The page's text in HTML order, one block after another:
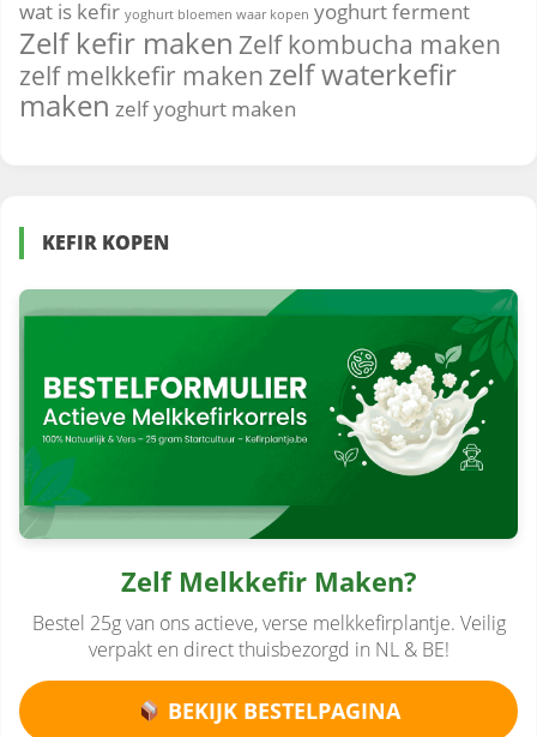
wat is kefir yoghurt bloemen waar kopen yoghurt ferment
Zelf kefir maken Zelf kombucha maken
zelf melkkefir maken zelf waterkefir
maken zelf yoghurt maken
KEFIR KOPEN
Zelf Melkkefir Maken?
Bestel 25g van ons actieve, verse melkkefirplantje. Veilig
verpakt en direct thuisbezorgd in NL & BE!
BEKIJK BESTELPAGINA